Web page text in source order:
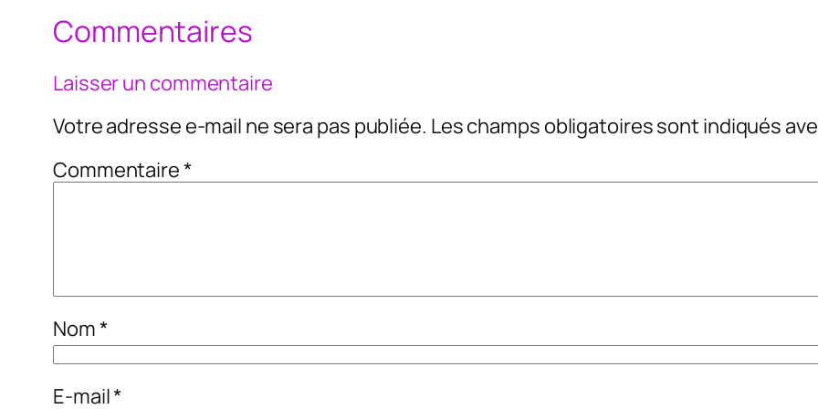
Commentaires
Laisser un commentaire
Votre adresse e-mail ne sera pas publiée. Les champs obligatoires sont indiqués
Commentaire*
Nom*
E-mail*